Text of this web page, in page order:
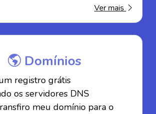
Ver mais
Domínios
registro grátis
os servidores DNS
meu domínio para o